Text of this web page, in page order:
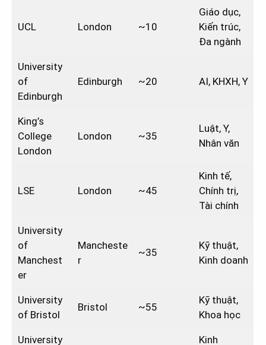
UCL London ~10
Giáo dục,
Kiến trúc,
Đa ngành
University
of
Edinburgh
Edinburgh ~20 AI, KHXH, Y
King’s
College
London
London ~35
Luật, Y,
Nhân văn
LSE London ~45
Kinh tế,
Chính trị,
Tài chính
University
of
Manchest
er
Mancheste
r
~35
Kỹ thuật,
Kinh doanh
University
of Bristol
Bristol ~55
Kỹ thuật,
Khoa học
University
Kinh